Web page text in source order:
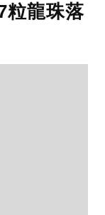
粒龍珠落